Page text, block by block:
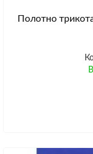
Полотно